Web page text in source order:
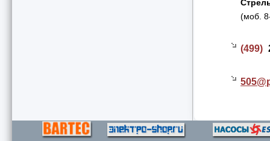
(моб.
(499)
505@